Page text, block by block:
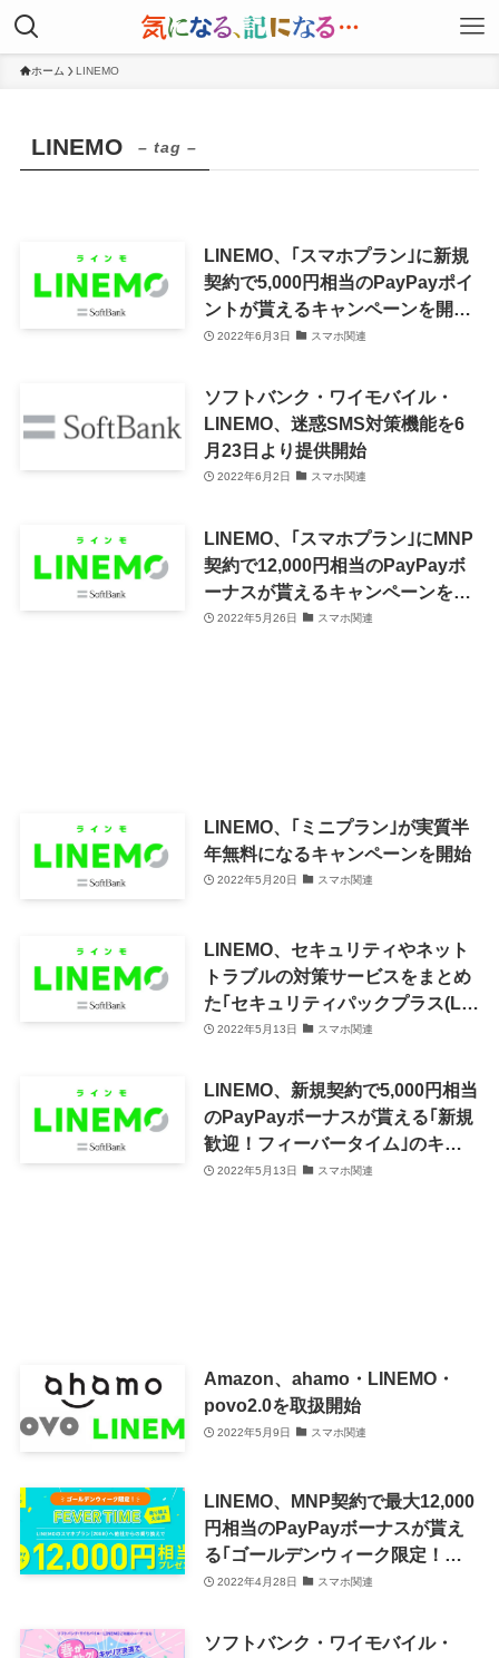
ホーム LINEMO
LINEMO – tag –
LINEMO、｢スマホプラン｣に新規
契約で5,000円相当のPayPayポイ
ントが貰えるキャンペーンを開催
中（6月6日まで）
2022年6月3日 スマホ関連
ソフトバンク・ワイモバイル・
LINEMO、迷惑SMS対策機能を6
月23日より提供開始
2022年6月2日 スマホ関連
LINEMO、｢スマホプラン｣にMNP
契約で12,000円相当のPayPayボ
ーナスが貰えるキャンペーンを開
催中（5月31日まで）
2022年5月26日 スマホ関連
LINEMO、｢ミニプラン｣が実質半
年無料になるキャンペーンを開始
2022年5月20日 スマホ関連
LINEMO、セキュリティやネット
トラブルの対策サービスをまとめ
た｢セキュリティパックプラス(L)｣
を提供開始
2022年5月13日 スマホ関連
LINEMO、新規契約で5,000円相当
のPayPayボーナスが貰える｢新規
歓迎！フィーバータイム｣のキャ
ンペーンを開催中
2022年5月13日 スマホ関連
Amazon、ahamo・LINEMO・
povo2.0を取扱開始
2022年5月9日 スマホ関連
LINEMO、MNP契約で最大12,000
円相当のPayPayボーナスが貰え
る｢ゴールデンウィーク限定！乗
り換え大応援フィーバータイム｣
2022年4月28日 スマホ関連
ソフトバンク・ワイモバイル・